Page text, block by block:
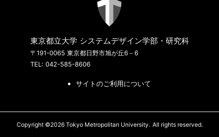
東京都立大学 システムデザイン学部・研究科
〒191-0065 東京都日野市旭が丘6－6
TEL: 042-585-8606
サイトのご利用について
Copyright ©2026 Tokyo Metropolitan University. All rights reserved.